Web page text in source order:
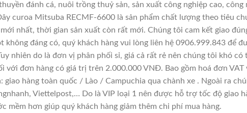
đánh cá, nuôi trồng thuỷ sản, sản xuất công nghiệp cao, công
curoa Mitsuba RECMF-6600 là sản phẩm chất lượng theo tiêu
nhất, thời gian sản xuất còn rất mới. Chúng tôi cam kết giao
không đáng có, quý khách hàng vui lòng liên hệ 0906.999.843 để
nhiên do là đơn vị phân phối sỉ, giá cả rất rẻ nên chúng tôi khó
với đơn hàng có giá trị trên 2.000.000 VNĐ. Bao gồm hoá đơn
hàng toàn quốc / Lào / Campuchia qua chành xe . Ngoài ra
Viettelpost,… Do là VIP loại 1 nên được hỗ trợ tốc độ giao
mềm hơn giúp quý khách hàng giảm thêm chi phí mua hàng.